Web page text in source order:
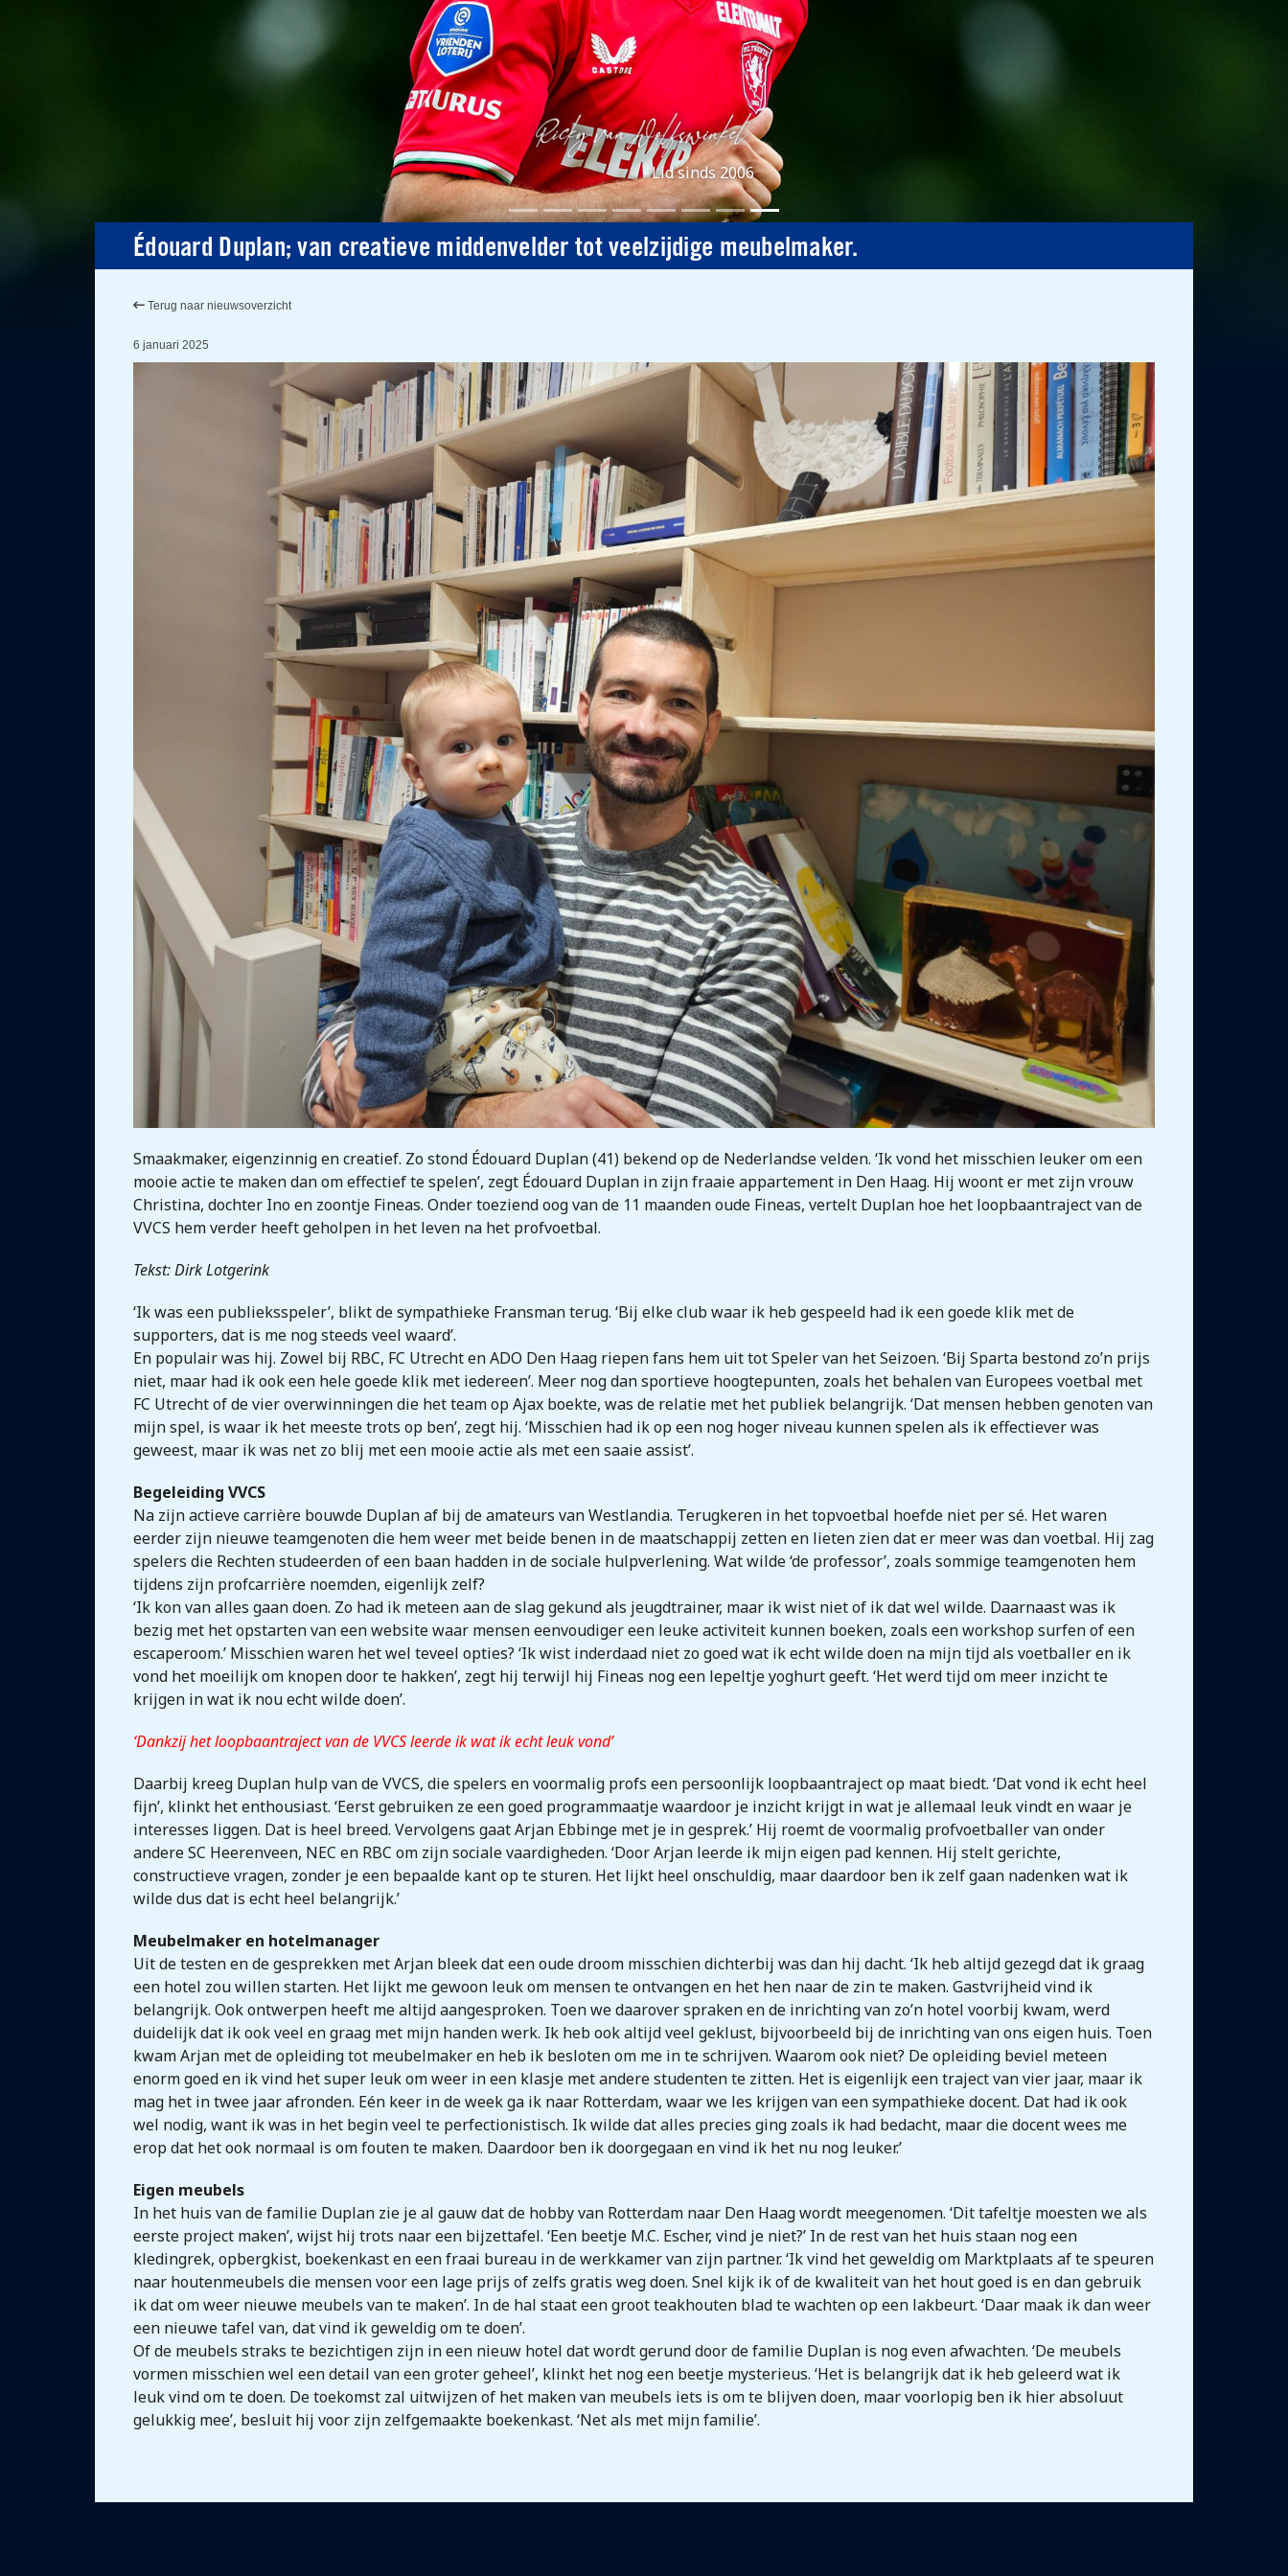
Lid sinds 2006
Édouard Duplan; van creatieve middenvelder tot veelzijdige meubelmaker.
Terug naar nieuwsoverzicht
6 januari 2025
Smaakmaker, eigenzinnig en creatief. Zo stond Édouard Duplan (41) bekend op de Nederlandse velden. ‘Ik vond het misschien leuker om een
mooie actie te maken dan om effectief te spelen’, zegt Édouard Duplan in zijn fraaie appartement in Den Haag. Hij woont er met zijn vrouw
Christina, dochter Ino en zoontje Fineas. Onder toeziend oog van de 11 maanden oude Fineas, vertelt Duplan hoe het loopbaantraject van de
VVCS hem verder heeft geholpen in het leven na het profvoetbal.
Tekst: Dirk Lotgerink
‘Ik was een publieksspeler’, blikt de sympathieke Fransman terug. ‘Bij elke club waar ik heb gespeeld had ik een goede klik met de
supporters, dat is me nog steeds veel waard’.
En populair was hij. Zowel bij RBC, FC Utrecht en ADO Den Haag riepen fans hem uit tot Speler van het Seizoen. ‘Bij Sparta bestond zo’n prijs
niet, maar had ik ook een hele goede klik met iedereen’. Meer nog dan sportieve hoogtepunten, zoals het behalen van Europees voetbal met
FC Utrecht of de vier overwinningen die het team op Ajax boekte, was de relatie met het publiek belangrijk. ‘Dat mensen hebben genoten van
mijn spel, is waar ik het meeste trots op ben’, zegt hij. ‘Misschien had ik op een nog hoger niveau kunnen spelen als ik effectiever was
geweest, maar ik was net zo blij met een mooie actie als met een saaie assist’.
Begeleiding VVCS
Na zijn actieve carrière bouwde Duplan af bij de amateurs van Westlandia. Terugkeren in het topvoetbal hoefde niet per sé. Het waren
eerder zijn nieuwe teamgenoten die hem weer met beide benen in de maatschappij zetten en lieten zien dat er meer was dan voetbal. Hij zag
spelers die Rechten studeerden of een baan hadden in de sociale hulpverlening. Wat wilde ‘de professor’, zoals sommige teamgenoten hem
tijdens zijn profcarrière noemden, eigenlijk zelf?
‘Ik kon van alles gaan doen. Zo had ik meteen aan de slag gekund als jeugdtrainer, maar ik wist niet of ik dat wel wilde. Daarnaast was ik
bezig met het opstarten van een website waar mensen eenvoudiger een leuke activiteit kunnen boeken, zoals een workshop surfen of een
escaperoom.’ Misschien waren het wel teveel opties? ‘Ik wist inderdaad niet zo goed wat ik echt wilde doen na mijn tijd als voetballer en ik
vond het moeilijk om knopen door te hakken’, zegt hij terwijl hij Fineas nog een lepeltje yoghurt geeft. ‘Het werd tijd om meer inzicht te
krijgen in wat ik nou echt wilde doen’.
‘Dankzij het loopbaantraject van de VVCS leerde ik wat ik echt leuk vond’
Daarbij kreeg Duplan hulp van de VVCS, die spelers en voormalig profs een persoonlijk loopbaantraject op maat biedt. ‘Dat vond ik echt heel
fijn’, klinkt het enthousiast. ‘Eerst gebruiken ze een goed programmaatje waardoor je inzicht krijgt in wat je allemaal leuk vindt en waar je
interesses liggen. Dat is heel breed. Vervolgens gaat Arjan Ebbinge met je in gesprek.’ Hij roemt de voormalig profvoetballer van onder
andere SC Heerenveen, NEC en RBC om zijn sociale vaardigheden. ‘Door Arjan leerde ik mijn eigen pad kennen. Hij stelt gerichte,
constructieve vragen, zonder je een bepaalde kant op te sturen. Het lijkt heel onschuldig, maar daardoor ben ik zelf gaan nadenken wat ik
wilde dus dat is echt heel belangrijk.’
Meubelmaker en hotelmanager
Uit de testen en de gesprekken met Arjan bleek dat een oude droom misschien dichterbij was dan hij dacht. ‘Ik heb altijd gezegd dat ik graag
een hotel zou willen starten. Het lijkt me gewoon leuk om mensen te ontvangen en het hen naar de zin te maken. Gastvrijheid vind ik
belangrijk. Ook ontwerpen heeft me altijd aangesproken. Toen we daarover spraken en de inrichting van zo’n hotel voorbij kwam, werd
duidelijk dat ik ook veel en graag met mijn handen werk. Ik heb ook altijd veel geklust, bijvoorbeeld bij de inrichting van ons eigen huis. Toen
kwam Arjan met de opleiding tot meubelmaker en heb ik besloten om me in te schrijven. Waarom ook niet? De opleiding beviel meteen
enorm goed en ik vind het super leuk om weer in een klasje met andere studenten te zitten. Het is eigenlijk een traject van vier jaar, maar ik
mag het in twee jaar afronden. Eén keer in de week ga ik naar Rotterdam, waar we les krijgen van een sympathieke docent. Dat had ik ook
wel nodig, want ik was in het begin veel te perfectionistisch. Ik wilde dat alles precies ging zoals ik had bedacht, maar die docent wees me
erop dat het ook normaal is om fouten te maken. Daardoor ben ik doorgegaan en vind ik het nu nog leuker.’
Eigen meubels
In het huis van de familie Duplan zie je al gauw dat de hobby van Rotterdam naar Den Haag wordt meegenomen. ‘Dit tafeltje moesten we als
eerste project maken’, wijst hij trots naar een bijzettafel. ‘Een beetje M.C. Escher, vind je niet?’ In de rest van het huis staan nog een
kledingrek, opbergkist, boekenkast en een fraai bureau in de werkkamer van zijn partner. ‘Ik vind het geweldig om Marktplaats af te speuren
naar houtenmeubels die mensen voor een lage prijs of zelfs gratis weg doen. Snel kijk ik of de kwaliteit van het hout goed is en dan gebruik
ik dat om weer nieuwe meubels van te maken’. In de hal staat een groot teakhouten blad te wachten op een lakbeurt. ‘Daar maak ik dan weer
een nieuwe tafel van, dat vind ik geweldig om te doen’.
Of de meubels straks te bezichtigen zijn in een nieuw hotel dat wordt gerund door de familie Duplan is nog even afwachten. ‘De meubels
vormen misschien wel een detail van een groter geheel’, klinkt het nog een beetje mysterieus. ‘Het is belangrijk dat ik heb geleerd wat ik
leuk vind om te doen. De toekomst zal uitwijzen of het maken van meubels iets is om te blijven doen, maar voorlopig ben ik hier absoluut
gelukkig mee’, besluit hij voor zijn zelfgemaakte boekenkast. ‘Net als met mijn familie’.